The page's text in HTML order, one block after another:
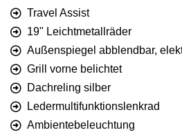
Travel Assist
19" Leichtmetallräder
Außenspiegel abblendbar,
Grill vorne belichtet
Dachreling silber
Ledermultifunktionslenkrad
Ambientebeleuchtung